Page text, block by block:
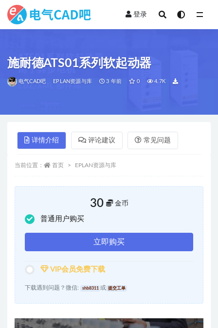
登录
施耐德ATS01系列软起动器
电气CAD吧 EPLAN资源与库 3 年前 0 4.7K
详情介绍 评论建议 常见问题
当前位置： 首页 EPLAN资源与库
30 金币
普通用户购买
立即购买
VIP会员免费下载
下载遇到问题？微信: shb8311 或 提交工单